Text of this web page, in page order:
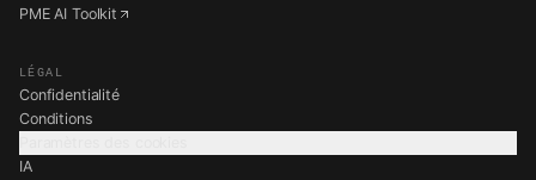
PME AI Toolkit
LÉGAL
Confidentialité
Conditions
IA